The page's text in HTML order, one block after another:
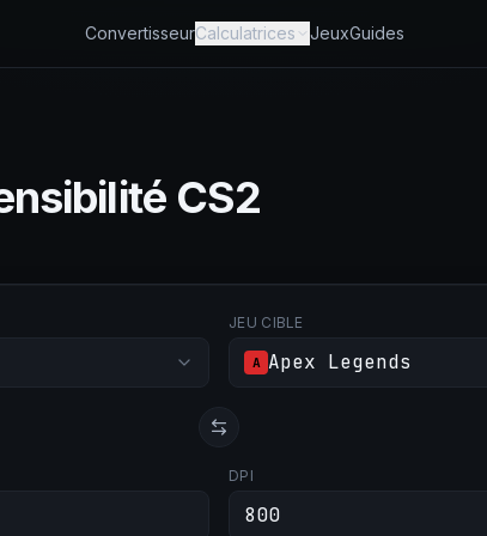
ConvertisseurCalculatrices JeuxGuides
CS2
JEU CIBLE
A Apex Legends
DPI